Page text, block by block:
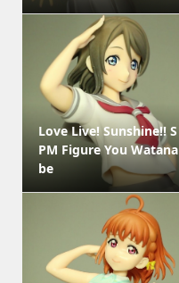
Love Live! Sunshine!! S
PM Figure You Watana
be